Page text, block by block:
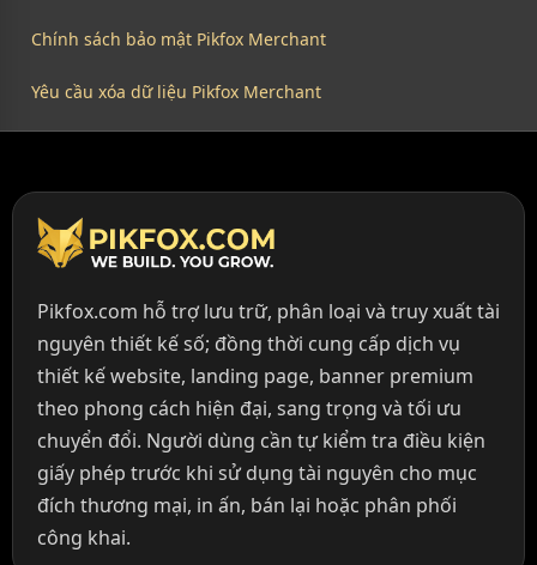
Chính sách bảo mật Pikfox Merchant
Yêu cầu xóa dữ liệu Pikfox Merchant
Pikfox.com hỗ trợ lưu trữ, phân loại và truy xuất tài
nguyên thiết kế số; đồng thời cung cấp dịch vụ
thiết kế website, landing page, banner premium
theo phong cách hiện đại, sang trọng và tối ưu
chuyển đổi. Người dùng cần tự kiểm tra điều kiện
giấy phép trước khi sử dụng tài nguyên cho mục
đích thương mại, in ấn, bán lại hoặc phân phối
công khai.